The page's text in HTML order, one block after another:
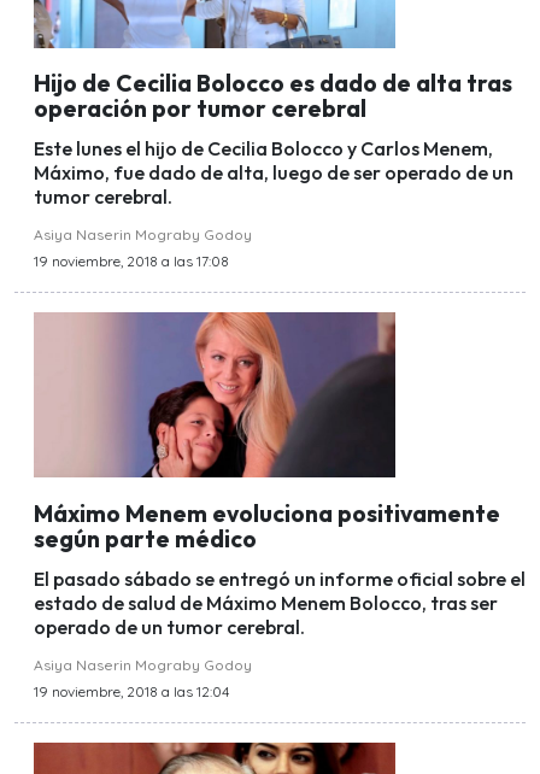
Hijo de Cecilia Bolocco es dado de alta tras
operación por tumor cerebral
Este lunes el hijo de Cecilia Bolocco y Carlos Menem,
Máximo, fue dado de alta, luego de ser operado de un
tumor cerebral.
Asiya Naserin Mograby Godoy
19 noviembre, 2018 a las 17:08
Máximo Menem evoluciona positivamente
según parte médico
El pasado sábado se entregó un informe oficial sobre el
estado de salud de Máximo Menem Bolocco, tras ser
operado de un tumor cerebral.
Asiya Naserin Mograby Godoy
19 noviembre, 2018 a las 12:04